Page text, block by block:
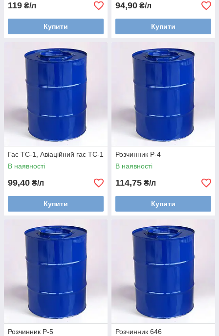
119 ₴/л
Купити
94,90 ₴/л
Купити
Гас ТС-1, Авіаційний гас ТС-1
В наявності
99,40 ₴/л
Купити
Розчинник Р-4
В наявності
114,75 ₴/л
Купити
Розчинник Р-5
Розчинник 646